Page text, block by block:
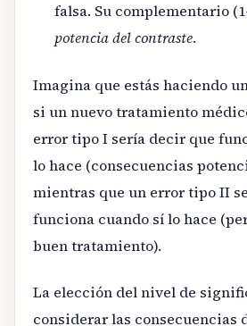
falsa. Su complementario
potencia del contraste.
Imagina que estás haciendo
si un nuevo tratamiento
error tipo I sería decir que
lo hace (consecuencias
mientras que un error tipo II
funciona cuando sí lo hace
buen tratamiento).
La elección del nivel de
considerar las consecuencias